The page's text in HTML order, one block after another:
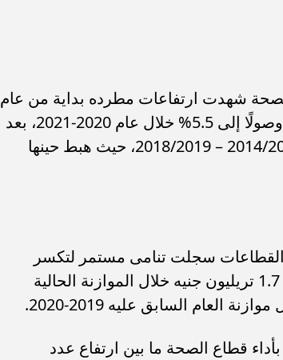
شهدت ارتفاعات مطرده بداية من عام
2018-2019 لترتفع من 4.3% لـ 4.6% عام 2019-2020 وصولًا إلى 5.5% خلال عام 2020-2021، بعد
أن سجلت سلسلة تراجعات خلال الفترة بين عامى 2014/2015 – 2018/2019، حيث هبط حينها
القطاعات سجلت تنامى مستمر لتكسر
حاجز التريليون جنيه خلال السنوات الأخيرة، وصولًا إلى 1.7 تريليون جنيه خلال الموازنة الحالية
قطاع الصحة ما بين ارتفاع عدد